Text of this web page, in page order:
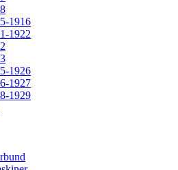
1916
1922
1926
1927
1929